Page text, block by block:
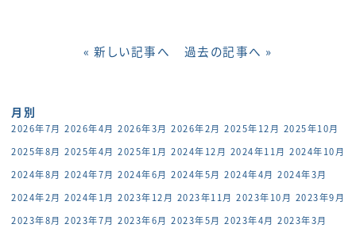
« 新しい記事へ 過去の記事へ »
月別
2026年7月 2026年4月 2026年3月 2026年2月 2025年12月 2025年10月
2025年8月 2025年4月 2025年1月 2024年12月 2024年11月 2024年10月
2024年8月 2024年7月 2024年6月 2024年5月 2024年4月 2024年3月
2024年2月 2024年1月 2023年12月 2023年11月 2023年10月 2023年9月
2023年8月 2023年7月 2023年6月 2023年5月 2023年4月 2023年3月